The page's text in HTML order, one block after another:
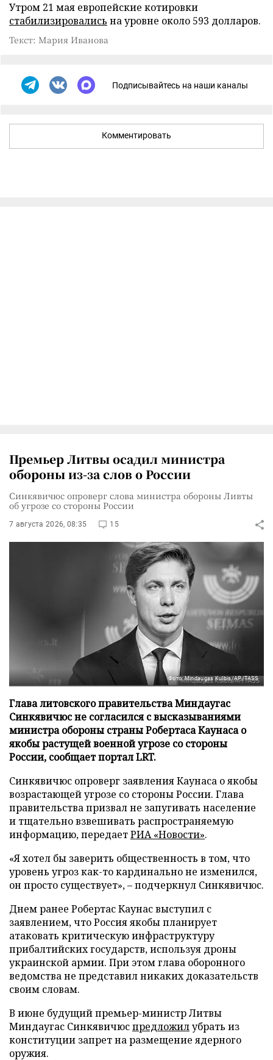
Утром 21 мая европейские котировки
стабилизировались на уровне около 593 долларов.
Текст: Мария Иванова
Подписывайтесь на наши каналы
Комментировать
Премьер Литвы осадил министра
обороны из-за слов о России
Синкявичюс опроверг слова министра обороны Ливты
об угрозе со стороны России
7 августа 2026, 08:35 15
Фото: Mindaugas Kulbis/AP/TASS
Глава литовского правительства Миндаугас
Синкявичюс не согласился с высказываниями
министра обороны страны Робертаса Каунаса о
якобы растущей военной угрозе со стороны
России, сообщает портал LRT.
Синкявичюс опроверг заявления Каунаса о якобы
возрастающей угрозе со стороны России. Глава
правительства призвал не запугивать население
и тщательно взвешивать распространяемую
информацию, передаетРИА «Новости».
«Я хотел бы заверить общественность в том, что
уровень угроз как-то кардинально не изменился,
он просто существует», – подчеркнул Синкявичюс.
Днем ранее Робертас Каунас выступил с
заявлением, что Россия якобы планирует
атаковать критическую инфраструктуру
прибалтийских государств, используя дроны
украинской армии. При этом глава оборонного
ведомства не представил никаких доказательств
своим словам.
В июне будущий премьер-министр Литвы
Миндаугас Синкявичюспредложилубрать из
конституции запрет на размещение ядерного
оружия.